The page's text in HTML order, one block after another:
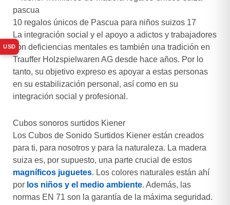
10 regalos únicos de Pascua para niños suizos 17
La integración social y el apoyo a adictos y trabajadores
con deficiencias mentales es también una tradición en
Trauffer Holzspielwaren AG desde hace años. Por lo
tanto, su objetivo expreso es apoyar a estas personas
en su estabilización personal, así como en su
integración social y profesional.
Cubos sonoros surtidos Kiener
Los Cubos de Sonido Surtidos Kiener están creados
para ti, para nosotros y para la naturaleza. La madera
suiza es, por supuesto, una parte crucial de estos
magníficos juguetes. Los colores naturales están ahí
por los niños y el medio ambiente. Además, las
normas EN 71 son la garantía de la máxima seguridad.
USD